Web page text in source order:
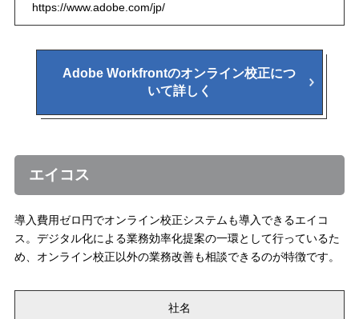
https://www.adobe.com/jp/
Adobe Workfrontのオンライン校正につ
いて詳しく
エイコス
導入費用ゼロ円でオンライン校正システムも導入できるエイコ
ス。デジタル化による業務効率化提案の一環として行っているた
め、オンライン校正以外の業務改善も相談できるのが特徴です。
社名